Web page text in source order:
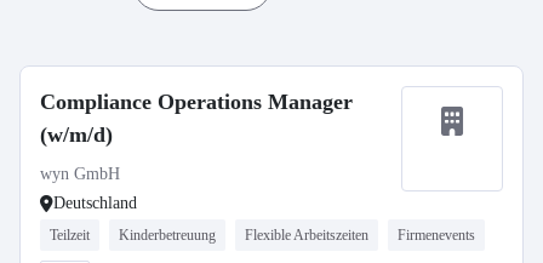
Compliance Operations Manager
(w/m/d)
wyn GmbH
Deutschland
Teilzeit Kinderbetreuung Flexible Arbeitszeiten Firmenevents